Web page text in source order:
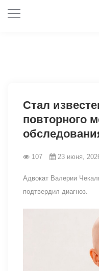
Стал
повторного
107 23 июня,
Адвокат Валерии
подтвердил диагноз.